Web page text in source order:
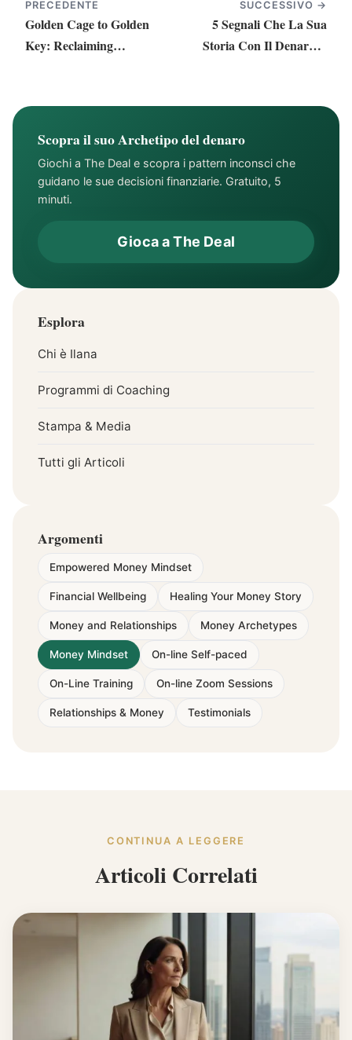
PRECEDENTE
Golden Cage to Golden
Key: Reclaiming
Dalla gabbia d'oro alla
libertà, scelta e sicurezza
con il denaro
SUCCESSIVO →
5 Segnali Che La Sua
Storia Con Il Denaro È
Scopra il suo Archetipo del denaro
Giochi a The Deal e scopra i pattern inconsci che
guidano le sue decisioni finanziarie. Gratuito, 5
minuti.
Gioca a The Deal
Esplora
Chi è Ilana
Programmi di Coaching
Stampa & Media
Tutti gli Articoli
Argomenti
Empowered Money Mindset
Financial Wellbeing Healing Your Money Story
Money and Relationships Money Archetypes
Money Mindset On-line Self-paced
On-Line Training On-line Zoom Sessions
Relationships & Money Testimonials
CONTINUA A LEGGERE
Articoli Correlati